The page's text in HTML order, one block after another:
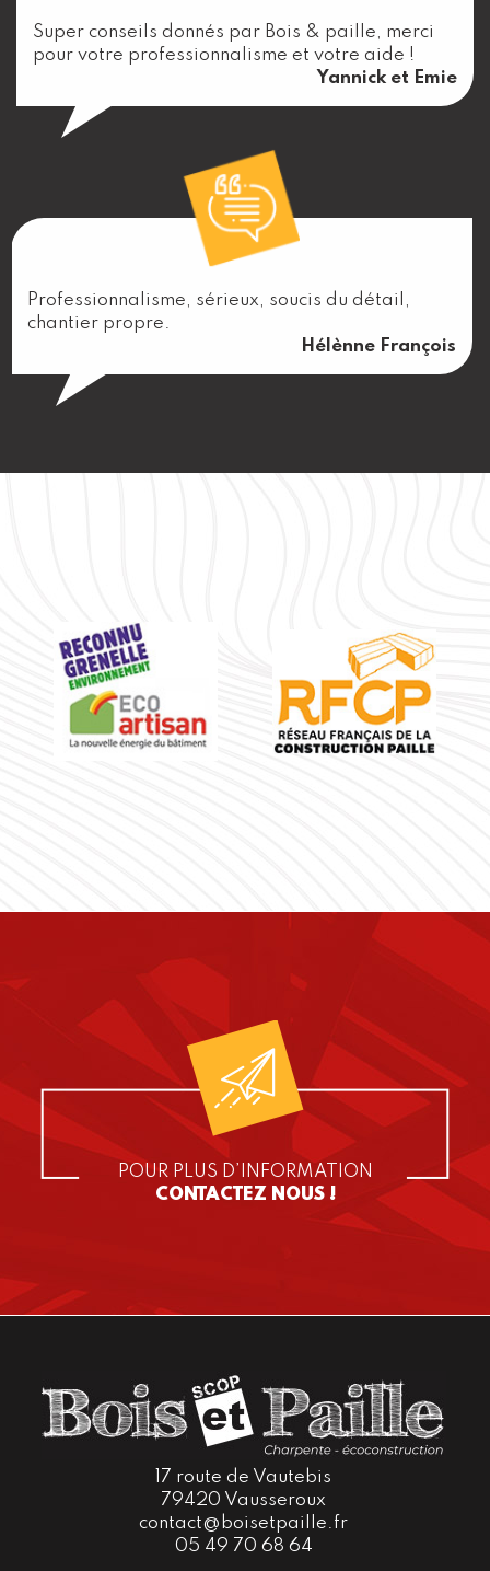
Super conseils donnés par Bois & paille, merci
pour votre professionnalisme et votre aide !
Yannick et Emie
Professionnalisme, sérieux, soucis du détail,
chantier propre.
Hélènne François
POUR PLUS D’INFORMATION
CONTACTEZ NOUS !
17 route de Vautebis
79420 Vausseroux
contact@boisetpaille.fr
05 49 70 68 64